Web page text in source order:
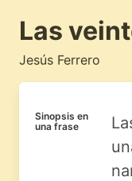
Las
Jesús Ferrero
Sinopsis en
una frase